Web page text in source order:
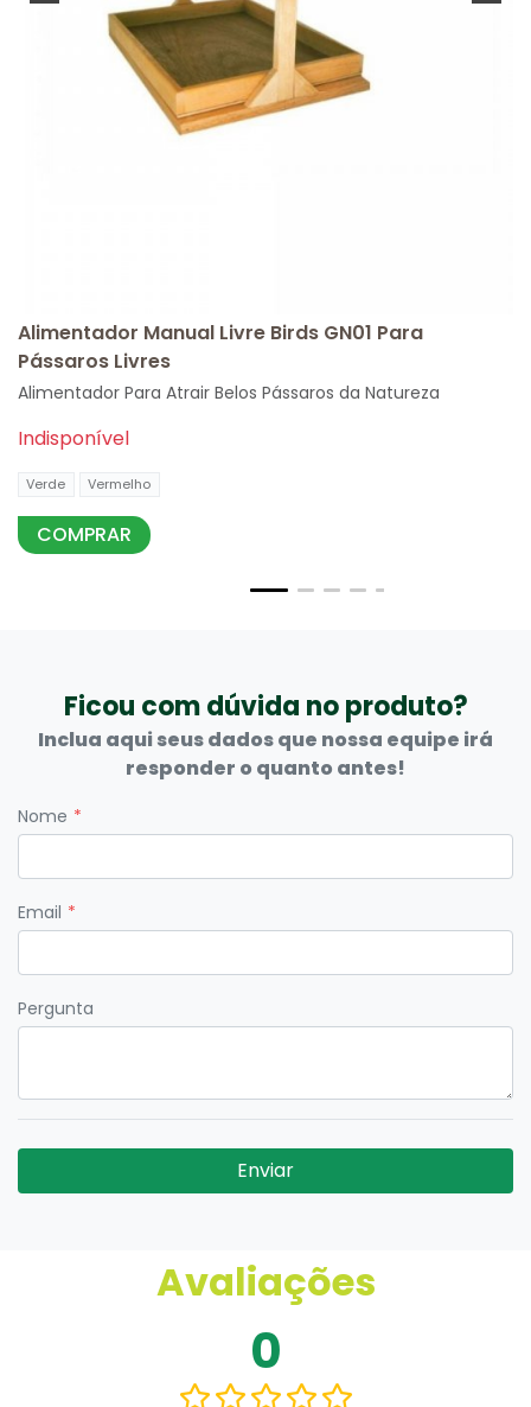
Alimentador Manual Livre Birds GN01 Para
Pássaros Livres
Alimentador Para Atrair Belos Pássaros da Natureza
Indisponível
Verde Vermelho
COMPRAR
Ficou com dúvida no produto?
Inclua aqui seus dados que nossa equipe irá
responder o quanto antes!
Nome
Email
Pergunta
Enviar
Avaliações
0